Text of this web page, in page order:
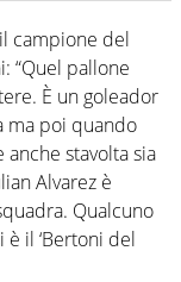
campione del
“Quel pallone
È un goleador
ma poi quando
stavolta sia
Alvarez è
Qualcuno
il ‘Bertoni del